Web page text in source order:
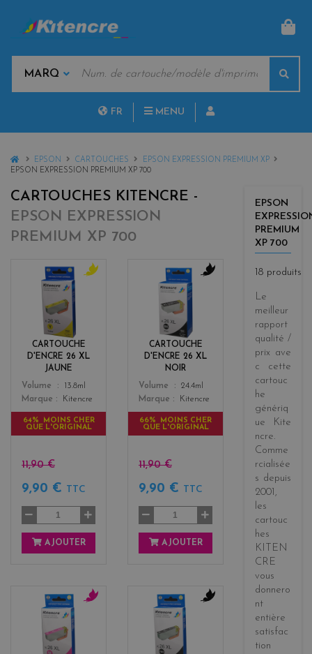
MARQUES
CLÉS
FR MENU
HOMEEPSON CARTOUCHES
EPSON EXPRESSION PREMIUM XP
EPSON EXPRESSION PREMIUM XP 700
CARTOUCHES KITENCRE -
EPSON EXPRESSION
PREMIUM XP 700
CARTOUCHE
D'ENCRE 26 XL
JAUNE
Color
o
w
Volume
13.8ml
Marque
Kitencre
64% MOINS CHER
QUE L'ORIGINAL
11,90 €
9,90 € TTC
AJOUTER
CARTOUCHE
D'ENCRE 26 XL
NOIR
Color
k
Volume
24.4ml
Marque
Kitencre
66% MOINS CHER
QUE L'ORIGINAL
11,90 €
9,90 € TTC
AJOUTER
EPSON
PREMIUM
XP 700
18 produits
Le
meilleur
rapport
qualité /
prix ave
c cette
cartouc
he
génériq
ue
Kite
ncre.
Comme
rcialisée
s depuis
2001 ,
les
cartouc
hes
KITEN
CRE
vous
donnero
nt
entière
satisfac
tion